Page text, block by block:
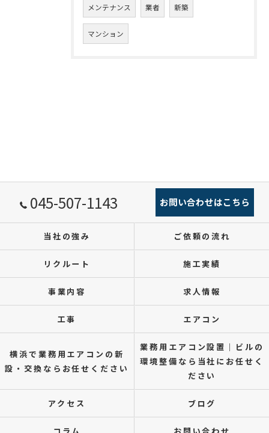
メンテナンス 業者 新築
マンション
045-507-1143 お問い合わせはこちら
当社の強み ご依頼の流れ
リクルート 施工実績
事業内容 求人情報
工事 エアコン
横浜で業務用エアコンの新
設・交換ならお任せください
業務用エアコン設置｜ビルの
環境整備なら当社にお任せく
ださい
アクセス ブログ